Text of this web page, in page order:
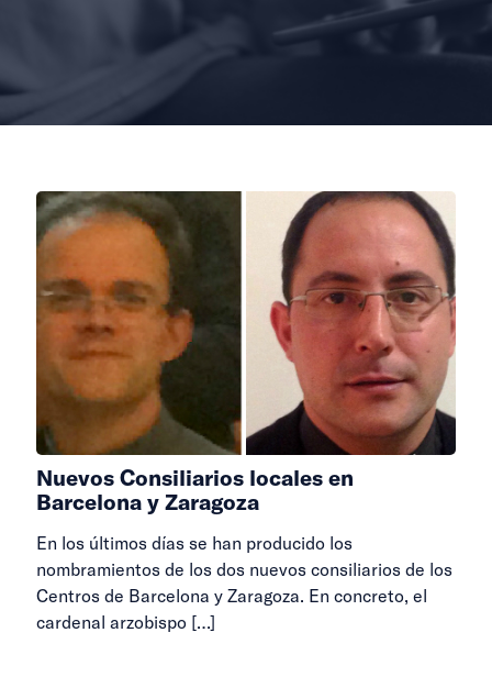
Nuevos Consiliarios locales en
Barcelona y Zaragoza
En los últimos días se han producido los
nombramientos de los dos nuevos consiliarios de los
Centros de Barcelona y Zaragoza. En concreto, el
cardenal arzobispo […]